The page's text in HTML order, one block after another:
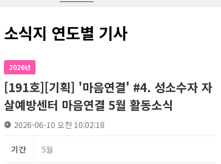
소식지 연도별 기사
2026년
[191호][기획] '마음연결' #4. 성소수자 자
살예방센터 마음연결 5월 활동소식
2026-06-10 오전 10:02:18
기간 5월